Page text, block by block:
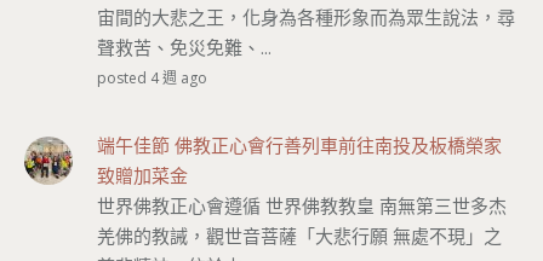
宙間的大悲之王，化身為各種形象而為眾生說法，尋
聲救苦、免災免難、...
posted 4 週 ago
端午佳節 佛教正心會行善列車前往南投及板橋榮家
致贈加菜金
世界佛教正心會遵循 世界佛教教皇 南無第三世多杰
羌佛的教誡，觀世音菩薩「大悲行願 無處不現」之